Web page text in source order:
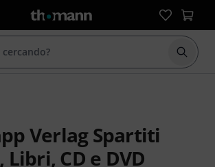
Verlag Spartiti
CD e DVD